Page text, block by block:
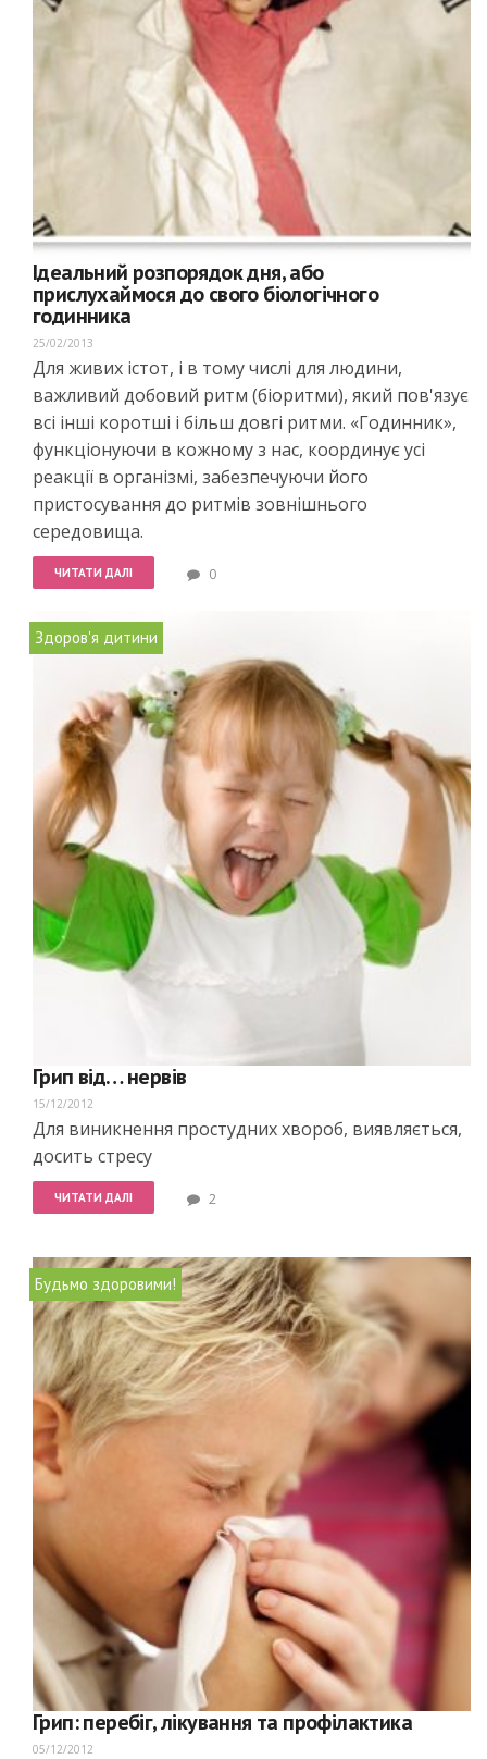
Ідеальний розпорядок дня, або
прислухаймося до свого біологічного
годинника
25/02/2013
Для живих істот, і в тому числі для людини,
важливий добовий ритм (біоритми), який пов'язує
всі інші коротші і більш довгі ритми. «Годинник»,
функціонуючи в кожному з нас, координує усі
реакції в організмі, забезпечуючи його
пристосування до ритмів зовнішнього
середовища.
ЧИТАТИ ДАЛІ 0
Здоров'я дитини
Грип від… нервів
15/12/2012
Для виникнення простудних хвороб, виявляється,
досить стресу
ЧИТАТИ ДАЛІ 2
Будьмо здоровими!
Грип: перебіг, лікування та профілактика
05/12/2012